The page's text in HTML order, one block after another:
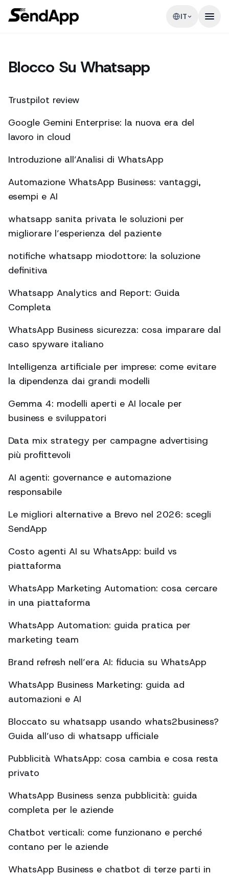
IT
Blocco Su Whatsapp
Trustpilot review
Google Gemini Enterprise: la nuova era del
lavoro in cloud
Introduzione all’Analisi di WhatsApp
Automazione WhatsApp Business: vantaggi,
esempi e AI
whatsapp sanita privata le soluzioni per
migliorare l’esperienza del paziente
notifiche whatsapp miodottore: la soluzione
definitiva
Whatsapp Analytics and Report: Guida
Completa
WhatsApp Business sicurezza: cosa imparare dal
caso spyware italiano
Intelligenza artificiale per imprese: come evitare
la dipendenza dai grandi modelli
Gemma 4: modelli aperti e AI locale per
business e sviluppatori
Data mix strategy per campagne advertising
più profittevoli
AI agenti: governance e automazione
responsabile
Le migliori alternative a Brevo nel 2026: scegli
SendApp
Costo agenti AI su WhatsApp: build vs
piattaforma
WhatsApp Marketing Automation: cosa cercare
in una piattaforma
WhatsApp Automation: guida pratica per
marketing team
Brand refresh nell’era AI: fiducia su WhatsApp
WhatsApp Business Marketing: guida ad
automazioni e AI
Bloccato su whatsapp usando whats2business?
Guida all’uso di whatsapp ufficiale
Pubblicità WhatsApp: cosa cambia e cosa resta
privato
WhatsApp Business senza pubblicità: guida
completa per le aziende
Chatbot verticali: come funzionano e perché
contano per le aziende
WhatsApp Business e chatbot di terze parti in